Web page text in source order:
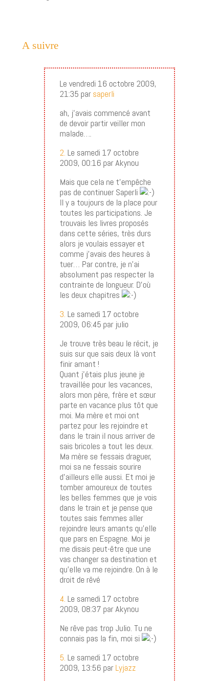
A suivre
Le vendredi 16 octobre 2009,
21:35 par saperli
ah, j’avais commencé avant
de devoir partir veiller mon
malade….
2. Le samedi 17 octobre
2009, 00:16 par Akynou
Mais que cela ne t’empêche
pas de continuer Saperli
Il y a toujours de la place pour
toutes les participations. Je
trouvais les livres proposés
dans cette séries, très durs
alors je voulais essayer et
comme j’avais des heures à
tuer… Par contre, je n’ai
absolument pas respecter la
contrainte de longueur. D’où
les deux chapitres
3. Le samedi 17 octobre
2009, 06:45 par julio
Je trouve très beau le récit, je
suis sur que sais deux là vont
finir amant !
Quant j’étais plus jeune je
travaillée pour les vacances,
alors mon père, frère et sœur
parte en vacance plus tôt que
moi. Ma mère et moi ont
partez pour les rejoindre et
dans le train il nous arriver de
sais bricoles a tout les deux.
Ma mère se fessais draguer,
moi sa ne fessais sourire
d’ailleurs elle aussi. Et moi je
tomber amoureux de toutes
les belles femmes que je vois
dans le train et je pense que
toutes sais femmes aller
rejoindre leurs amants qu’elle
que pars en Espagne. Moi je
me disais peut-être que une
vas changer sa destination et
qu’elle va me rejoindre. On à le
droit de rêvé
4. Le samedi 17 octobre
2009, 08:37 par Akynou
Ne rêve pas trop Julio. Tu ne
connais pas la fin, moi si
5. Le samedi 17 octobre
2009, 13:56 parLyjazz